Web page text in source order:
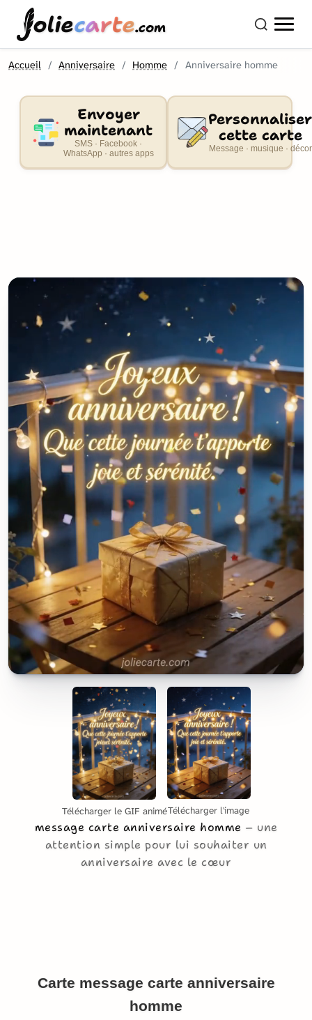
oliecarte.com
Accueil Anniversaire Homme Anniversaire homme
Envoyer
maintenant
SMS · Facebook ·
WhatsApp · autres apps
Personnaliser
cette carte
Message · musique · décor
Télécharger le GIF animéTélécharger l'image
message carte anniversaire homme
une
attention simple pour lui souhaiter un
anniversaire avec le cœur
Carte message carte anniversaire
homme